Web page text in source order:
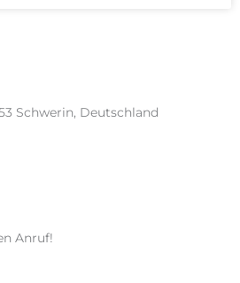
Schwerin, Deutschland
Anruf!